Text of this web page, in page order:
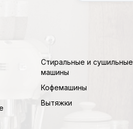
Стиральные и сушильные
машины
Кофемашины
Вытяжки